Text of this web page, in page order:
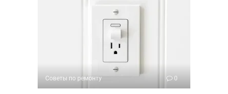
Советы по ремонту 0